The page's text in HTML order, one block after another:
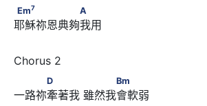
Em7 A
Em7 A
耶穌祢恩典夠我用
D　　　      　　　Bm
D Bm
一路祢牽著我 雖然我會軟弱